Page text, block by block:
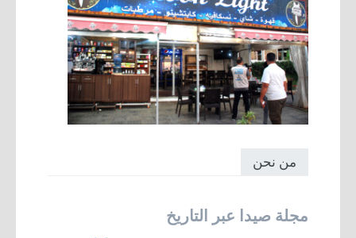
من نحن
مجلة صيدا عبر التاريخ